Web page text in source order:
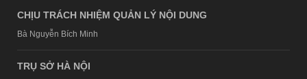
CHỊU TRÁCH NHIỆM QUẢN LÝ NỘI DUNG
Bà Nguyễn Bích Minh
TRỤ SỞ HÀ NỘI